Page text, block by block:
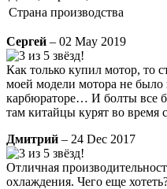
Страна производства
Сергей – 02 May 2019
Как только купил мотор, то
моей модели мотора не было
карбюраторе… И болты все
там китайцы курят во время
Дмитрий – 24 Dec 2017
Отличная
охлаждения. Чего еще